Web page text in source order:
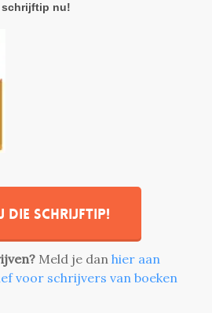
nu!
die schrijftip!
Meld je dan hier aan
voor schrijvers van boeken